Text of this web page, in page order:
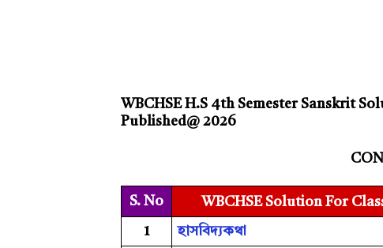
WBCHSE H.S 4th Semester Sanskrit
Published@ 2026
S. No WBCHSE Solution For
1 হাসবিদ্য়কথা